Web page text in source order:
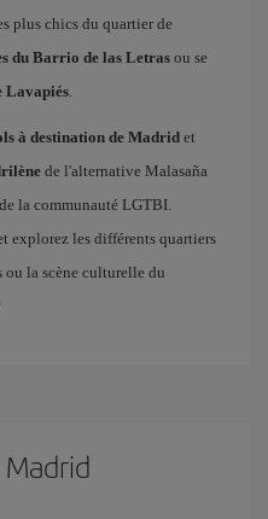
plus chics du quartier de
du Barrio de las Letras ou se
Lavapiés.
à destination de Madrid et
de l'alternative Malasaña
la communauté LGTBI.
explorez les différents quartiers
la scène culturelle du